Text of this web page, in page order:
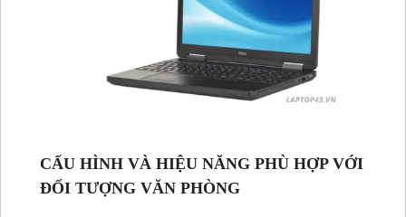
CẤU HÌNH VÀ HIỆU NĂNG PHÙ HỢP VỚI
ĐỐI TƯỢNG VĂN PHÒNG